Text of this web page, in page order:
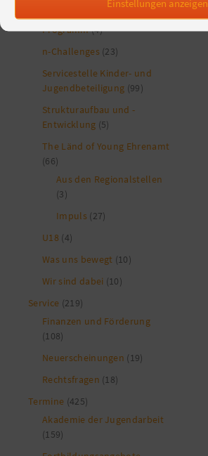
Einstellungen anzeigen
Programm(4)
n-Challenges (23)
Servicestelle Kinder- und
Jugendbeteiligung (99)
Strukturaufbau und -
Entwicklung (5)
The Länd of Young Ehrenamt
(66)
Aus den Regionalstellen
(3)
Impuls (27)
U18 (4)
Was uns bewegt (10)
Wir sind dabei (10)
Service (219)
Finanzen und Förderung
(108)
Neuerscheinungen (19)
Rechtsfragen (18)
Termine (425)
Akademie der Jugendarbeit
(159)